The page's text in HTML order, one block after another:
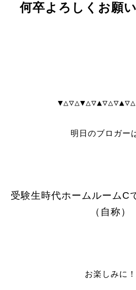
何卒よろ しくお願
明日のブロガー
受験生時代ホームルームC
（自称）
お楽しみに！